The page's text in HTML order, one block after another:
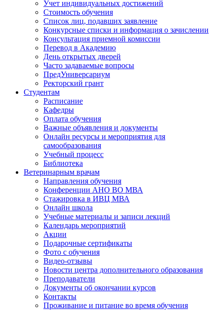
Учет индивидуальных достижений
Стоимость обучения
Список лиц, подавших заявление
Конкурсные списки и информация о зачислении
Консультация приемной комиссии
Перевод в Академию
День открытых дверей
Часто задаваемые вопросы
ПредУниверсариум
Ректорский грант
Студентам
Расписание
Кафедры
Оплата обучения
Важные объявления и документы
Онлайн ресурсы и мероприятия для
самообразования
Учебный процесс
Библиотека
Ветеринарным врачам
Направления обучения
Конференции АНО ВО МВА
Стажировка в ИВЦ МВА
Онлайн школа
Учебные материалы и записи лекций
Календарь мероприятий
Акции
Подарочные сертификаты
Фото с обучения
Видео-отзывы
Новости центра дополнительного образования
Преподаватели
Документы об окончании курсов
Контакты
Проживание и питание во время обучения